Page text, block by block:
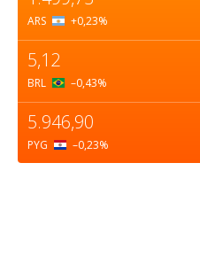
ARS +0,23%
5,12
BRL –0,43%
5.946,90
PYG –0,23%